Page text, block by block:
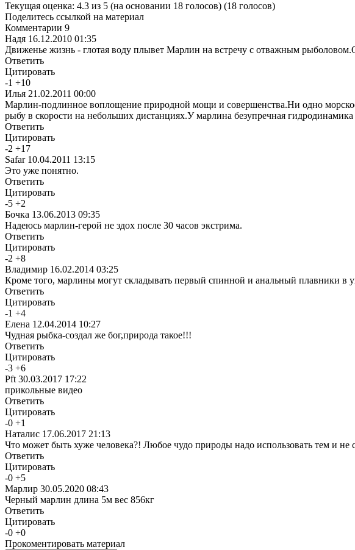
Текущая оценка: 4.3 из 5 (на основании 18 голосов) (18 голосов)
Поделитесь ссылкой на материал
Комментарии 9
Надя 16.12.2010 01:35
Движенье жизнь - глотая воду плывет Марлин на встречу с отважным
Ответить
Цитировать
-1 +10
Илья 21.02.2011 00:00
Марлин-подлинное воплощение природной мощи и совершенства.Ни одно
рыбу в скорости на небольших дистанциях.У марлина безупречная
Ответить
Цитировать
-2 +17
Safar 10.04.2011 13:15
Это уже понятно.
Ответить
Цитировать
-5 +2
Бочка 13.06.2013 09:35
Надеюсь марлин-герой не здох после 30 часов экстрима.
Ответить
Цитировать
-2 +8
Владимир 16.02.2014 03:25
Кроме того, марлины могут складывать первый спинной и анальный плавники в
Ответить
Цитировать
-1 +4
Елена 12.04.2014 10:27
Чудная рыбка-создал же бог,природа такое!!!
Ответить
Цитировать
-3 +6
Pft 30.03.2017 17:22
прикольные видео
Ответить
Цитировать
-0 +1
Наталис 17.06.2017 21:13
Что может быть хуже человека?! Любое чудо природы надо использовать тем и
Ответить
Цитировать
-0 +5
Марлир 30.05.2020 08:43
Черный марлин длина 5м вес 856кг
Ответить
Цитировать
-0 +0
Прокоментировать материал